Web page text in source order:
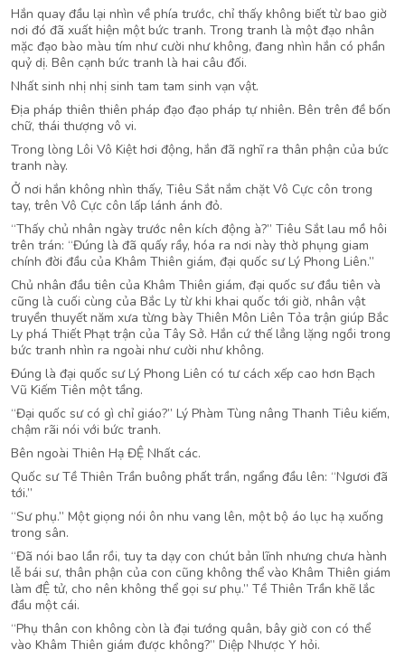
Hắn quay đầu lại nhìn về phía trước, chỉ thấy không biết từ bao giờ
nơi đó đã xuất hiện một bức tranh. Trong tranh là một đạo nhân
mặc đạo bào màu tím như cười như không, đang nhìn hắn có phần
quỷ dị. Bên cạnh bức tranh là hai câu đối.
Nhất sinh nhị nhị sinh tam tam sinh vạn vật.
Địa pháp thiên thiên pháp đạo đạo pháp tự nhiên. Bên trên đề bốn
chữ, thái thượng vô vi.
Trong lòng Lôi Vô Kiệt hơi động, hắn đã nghĩ ra thân phận của bức
tranh này.
Ở nơi hắn không nhìn thấy, Tiêu Sắt nắm chặt Vô Cực côn trong
tay, trên Vô Cực côn lấp lánh ánh đỏ.
“Thấy chủ nhân ngày trước nên kích động à?” Tiêu Sắt lau mồ hôi
trên trán: “Đúng là đã quấy rầy, hóa ra nơi này thờ phụng giam
chính đời đầu của Khâm Thiên giám, đại quốc sư Lý Phong Liên.”
Chủ nhân đầu tiên của Khâm Thiên giám, đại quốc sư đầu tiên và
cũng là cuối cùng của Bắc Ly từ khi khai quốc tới giờ, nhân vật
truyền thuyết năm xưa từng bày Thiên Môn Liên Tỏa trận giúp Bắc
Ly phá Thiết Phạt trận của Tây Sở. Hắn cứ thế lẳng lặng ngồi trong
bức tranh nhìn ra ngoài như cười như không.
Đúng là đại quốc sư Lý Phong Liên có tư cách xếp cao hơn Bạch
Vũ Kiếm Tiên một tầng.
“Đại quốc sư có gì chỉ giáo?” Lý Phàm Tùng nâng Thanh Tiêu kiếm,
chậm rãi nói với bức tranh.
Bên ngoài Thiên Hạ ĐỆ Nhất các.
Quốc sư Tề Thiên Trần buông phất trần, ngẩng đầu lên: “Ngươi đã
tới.”
“Sư phụ.” Một giọng nói ôn nhu vang lên, một bộ áo lục hạ xuống
trong sân.
“Đã nói bao lần rồi, tuy ta dạy con chút bản lĩnh nhưng chưa hành
lễ bái sư, thân phận của con cũng không thể vào Khâm Thiên giám
làm đỆ tử, cho nên không thể gọi sư phụ.” Tề Thiên Trần khẽ lắc
đầu một cái.
“Phụ thân con không còn là đại tướng quân, bây giờ con có thể
vào Khâm Thiên giám được không?” Diệp Nhược Y hỏi.